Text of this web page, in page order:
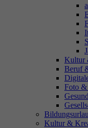
Kultur
Beruf
Foto
Kultur &